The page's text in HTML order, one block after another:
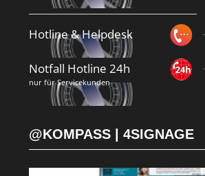
Hotline & Helpdesk
Notfall Hotline 24h
nur für Servicekunden
@KOMPASS | 4SIGNAGE